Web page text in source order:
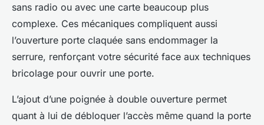
sans radio ou avec une carte beaucoup plus
complexe. Ces mécaniques compliquent aussi
l’ouverture porte claquée sans endommager la
serrure, renforçant votre sécurité face aux techniques
bricolage pour ouvrir une porte.
L’ajout d’une poignée à double ouverture permet
quant à lui de débloquer l’accès même quand la porte